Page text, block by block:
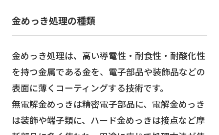
金めっき処理の種類
金めっき処理は、高い導電性・耐食性・耐酸化性
を持つ金属である金を、電子部品や装飾品などの
表面に薄くコーティングする技術です。
無電解金めっきは精密電子部品に、電解金めっき
は装飾や端子類に、ハード金めっきは接点など摩